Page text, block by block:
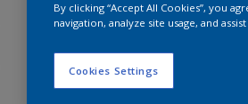
By clicking “Accept All Cookies”, you
navigation, analyze site usage, and
Cookies Settings